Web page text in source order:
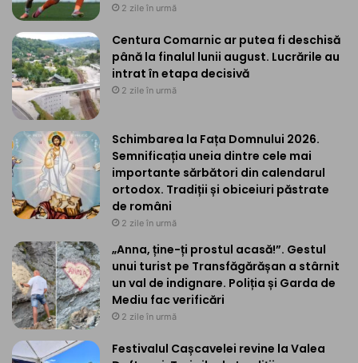
2 zile în urmă
Centura Comarnic ar putea fi deschisă
până la finalul lunii august. Lucrările au
intrat în etapa decisivă
2 zile în urmă
Schimbarea la Fața Domnului 2026.
Semnificația uneia dintre cele mai
importante sărbători din calendarul
ortodox. Tradiții și obiceiuri păstrate
de români
2 zile în urmă
„Anna, ține-ți prostul acasă!”. Gestul
unui turist pe Transfăgărășan a stârnit
un val de indignare. Poliția și Garda de
Mediu fac verificări
2 zile în urmă
Festivalul Cașcavelei revine la Valea